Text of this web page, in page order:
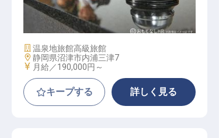
フロント / 正社員
施設業態
温泉地旅館高級旅館
勤務地
静岡県沼津市内浦三津7
給与
月給／190,000円～
キープする 詳しく見る